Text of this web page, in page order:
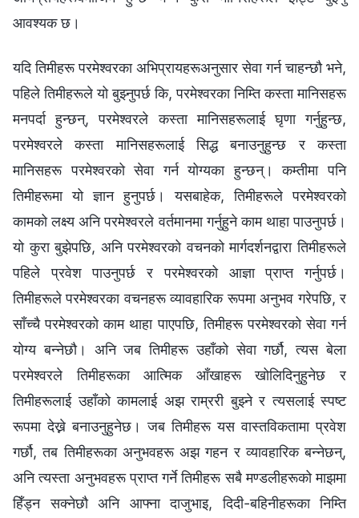
आवश्यक छ।
यदि तिमीहरू परमेश्‍वरका अभिप्रायहरूअनुसार सेवा गर्न चाहन्छौ भने,
पहिले तिमीहरूले यो बुझ्नुपर्छ कि, परमेश्‍वरका निम्ति कस्ता मानिसहरू
मनपर्दा हुन्छन्, परमेश्‍वरले कस्ता मानिसहरूलाई घृणा गर्नुहुन्छ,
परमेश्‍वरले कस्ता मानिसहरूलाई सिद्ध बनाउनुहुन्छ र कस्ता
मानिसहरू परमेश्‍वरको सेवा गर्न योग्यका हुन्छन्। कम्तीमा पनि
तिमीहरूमा यो ज्ञान हुनुपर्छ। यसबाहेक, तिमीहरूले परमेश्‍वरको
कामको लक्ष्य अनि परमेश्‍वरले वर्तमानमा गर्नुहुने काम थाहा पाउनुपर्छ।
यो कुरा बुझेपछि, अनि परमेश्‍वरको वचनको मार्गदर्शनद्वारा तिमीहरूले
पहिले प्रवेश पाउनुपर्छ र परमेश्‍वरको आज्ञा प्राप्त गर्नुपर्छ।
तिमीहरूले परमेश्‍वरका वचनहरू व्यावहारिक रूपमा अनुभव गरेपछि, र
साँच्चै परमेश्‍वरको काम थाहा पाएपछि, तिमीहरू परमेश्‍वरको सेवा गर्न
योग्य बन्नेछौ। अनि जब तिमीहरू उहाँको सेवा गर्छौ, त्यस बेला
परमेश्‍वरले तिमीहरूका आत्मिक आँखाहरू खोलिदिनुहुनेछ र
तिमीहरूलाई उहाँको कामलाई अझ राम्ररी बुझ्ने र त्यसलाई स्पष्ट
रूपमा देख्ने बनाउनुहुनेछ। जब तिमीहरू यस वास्तविकतामा प्रवेश
गर्छौ, तब तिमीहरूका अनुभवहरू अझ गहन र व्यावहारिक बन्नेछन्,
अनि त्यस्ता अनुभवहरू प्राप्त गर्ने तिमीहरू सबै मण्डलीहरूको माझमा
हिँड्न सक्नेछौ अनि आफ्ना दाजुभाइ, दिदी-बहिनीहरूका निम्ति